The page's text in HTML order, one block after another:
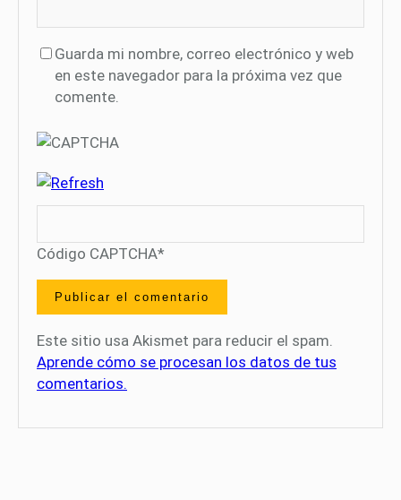
Guarda mi nombre, correo electrónico y web
en este navegador para la próxima vez que
comente.
Código CAPTCHA*
Este sitio usa Akismet para reducir el spam.
Aprende cómo se procesan los datos de tus
comentarios.